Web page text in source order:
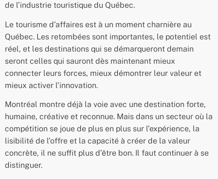
de l’industrie touristique du Québec.
Le tourisme d’affaires est à un moment charnière au
Québec. Les retombées sont importantes, le potentiel est
réel, et les destinations qui se démarqueront demain
seront celles qui sauront dès maintenant mieux
connecter leurs forces, mieux démontrer leur valeur et
mieux activer l’innovation.
Montréal montre déjà la voie avec une destination forte,
humaine, créative et reconnue. Mais dans un secteur où la
compétition se joue de plus en plus sur l’expérience, la
lisibilité de l’offre et la capacité à créer de la valeur
concrète, il ne suffit plus d’être bon. Il faut continuer à se
distinguer.